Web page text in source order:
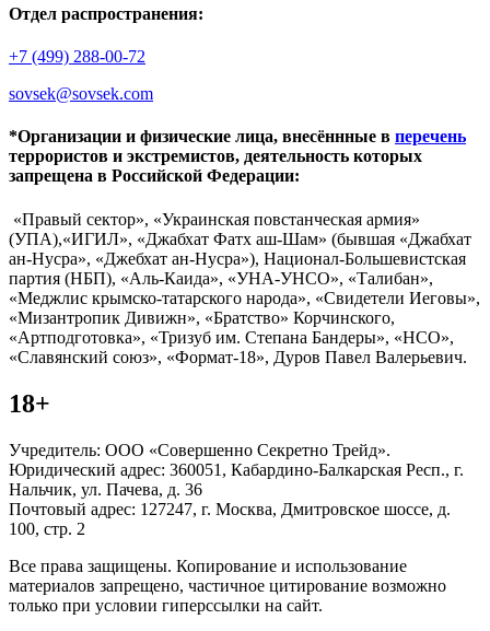
Отдел распространения:
+7 (499) 288-00-72
sovsek@sovsek.com
*Организации и физические лица, внесённные в перечень
террористов и экстремистов, деятельность которых
запрещена в Российской Федерации:
«Правый сектор», «Украинская повстанческая армия»
(УПА),«ИГИЛ», «Джабхат Фатх аш-Шам» (бывшая «Джабхат
ан-Нусра», «Джебхат ан-Нусра»), Национал-Большевистская
партия (НБП), «Аль-Каида», «УНА-УНСО», «Талибан»,
«Меджлис крымско-татарского народа», «Свидетели Иеговы»,
«Мизантропик Дивижн», «Братство» Корчинского,
«Артподготовка», «Тризуб им. Степана Бандеры», «НСО»,
«Славянский союз», «Формат-18», Дуров Павел Валерьевич.
18+
Учредитель: ООО «Совершенно Секретно Трейд».
Юридический адрес: 360051, Кабардино-Балкарская Респ., г.
Нальчик, ул. Пачева, д. 36
Почтовый адрес: 127247, г. Москва, Дмитровское шоссе, д.
100, стр. 2
Все права защищены. Копирование и использование
материалов запрещено, частичное цитирование возможно
только при условии гиперссылки на сайт.